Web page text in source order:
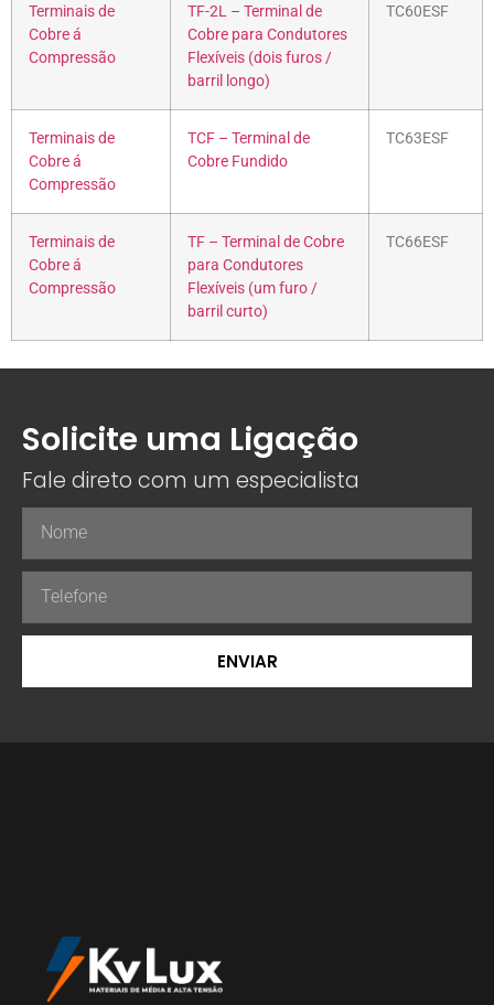
Terminais de
Cobre á
Compressão
TF-2L – Terminal de
Cobre para Condutores
Flexíveis (dois furos /
barril longo)
TC60ESF
Terminais de
Cobre á
Compressão
TCF – Terminal de
Cobre Fundido
TC63ESF
Terminais de
Cobre á
Compressão
TF – Terminal de Cobre
para Condutores
Flexíveis (um furo /
barril curto)
TC66ESF
Solicite uma Ligação
Fale direto com um especialista
ENVIAR